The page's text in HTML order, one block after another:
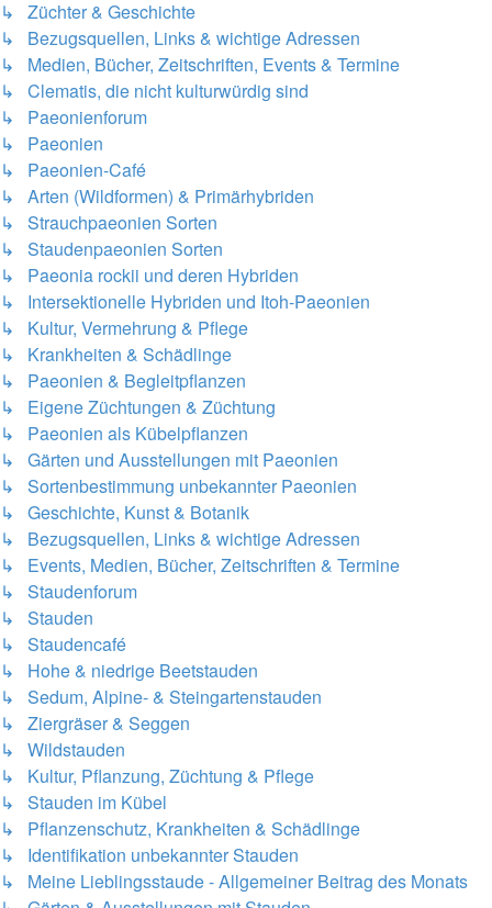
↳ Züchter & Geschichte
↳ Bezugsquellen, Links & wichtige Adressen
↳ Medien, Bücher, Zeitschriften, Events & Termine
↳ Clematis, die nicht kulturwürdig sind
↳ Paeonienforum
↳ Paeonien
↳ Paeonien-Café
↳ Arten (Wildformen) & Primärhybriden
↳ Strauchpaeonien Sorten
↳ Staudenpaeonien Sorten
↳ Paeonia rockii und deren Hybriden
↳ Intersektionelle Hybriden und Itoh-Paeonien
↳ Kultur, Vermehrung & Pflege
↳ Krankheiten & Schädlinge
↳ Paeonien & Begleitpflanzen
↳ Eigene Züchtungen & Züchtung
↳ Paeonien als Kübelpflanzen
↳ Gärten und Ausstellungen mit Paeonien
↳ Sortenbestimmung unbekannter Paeonien
↳ Geschichte, Kunst & Botanik
↳ Bezugsquellen, Links & wichtige Adressen
↳ Events, Medien, Bücher, Zeitschriften & Termine
↳ Staudenforum
↳ Stauden
↳ Staudencafé
↳ Hohe & niedrige Beetstauden
↳ Sedum, Alpine- & Steingartenstauden
↳ Ziergräser & Seggen
↳ Wildstauden
↳ Kultur, Pflanzung, Züchtung & Pflege
↳ Stauden im Kübel
↳ Pflanzenschutz, Krankheiten & Schädlinge
↳ Identifikation unbekannter Stauden
↳ Meine Lieblingsstaude - Allgemeiner Beitrag des Monats